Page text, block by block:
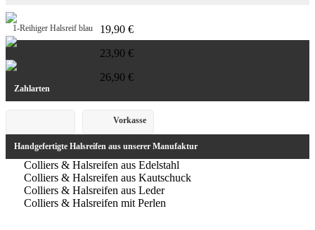
1-Reihiger Halsreif blau 19,90 €
23,90 €
26,90 €
Zahlarten
Vorkasse
Handgefertigte Halsreifen aus unserer Manufaktur
Colliers & Halsreifen aus Edelstahl
Colliers & Halsreifen aus Kautschuck
Colliers & Halsreifen aus Leder
Colliers & Halsreifen mit Perlen